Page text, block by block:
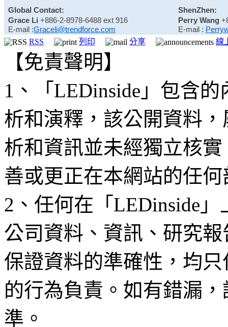
Global Contact:
ShenZhen:
Grace Li +886-2-8978-6488 ext 916
E-mail :Graceli@trendforce.com
Perry Wang
E-mail :
RSS
列印 分享 線
【免責聲明】
1、「LEDinside」包含
析和演釋，該公開資料
析和資訊並未經獨立核
善或更正在本網站的任
2、任何在「LEDinside
公司資料、資訊、研究
保證資料的準確性，均
的行為負責。如有錯漏
準。